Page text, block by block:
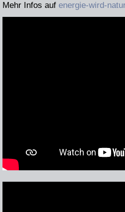
Mehr Infos auf energie-wird-